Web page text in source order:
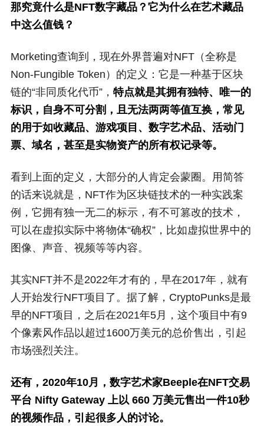
那究竟什么是NFT数字藏品？它为什么在艺术藏品
中这么值钱？
Morketing查询到，现在外界普遍对NFT（全称是
Non-Fungible Token）的定义：它是一种基于区块
链的“非同质化代币”， 特点就是其拥有独特、唯一的
标识，自身不可分割，且无法两两等值互换，常见
的用于如收藏品、游戏项目、数字艺术品、活动门
票、域名，甚至是实物资产的所有权记录等。
看到上面的定义，大部分的人肯定会蒙圈。用简答
的话来说就是，NFT作为区块链技术的一种实践案
例，它拥有独一无二的标示，有不可篡改的技术，
可以在虚拟实际中将物体“确权”，比如虚拟世界中的
图像、声音、视频等等内容。
其实NFT并不是2022年才有的，早在2017年，就有
人开始发行NFT项目了。据了解，CryptoPunks是最
早的NFT项目，之后在2021年5月，这个项目中有9
个像素风作品以超过1600万美元的总价售出，引起
市场强烈关注。
还有，2020年10月，数字艺术家Beeple在NFT交易
平台 Nifty Gateway 上以 660 万美元售出一件10秒
的视频作品，引起很多人的讨论。